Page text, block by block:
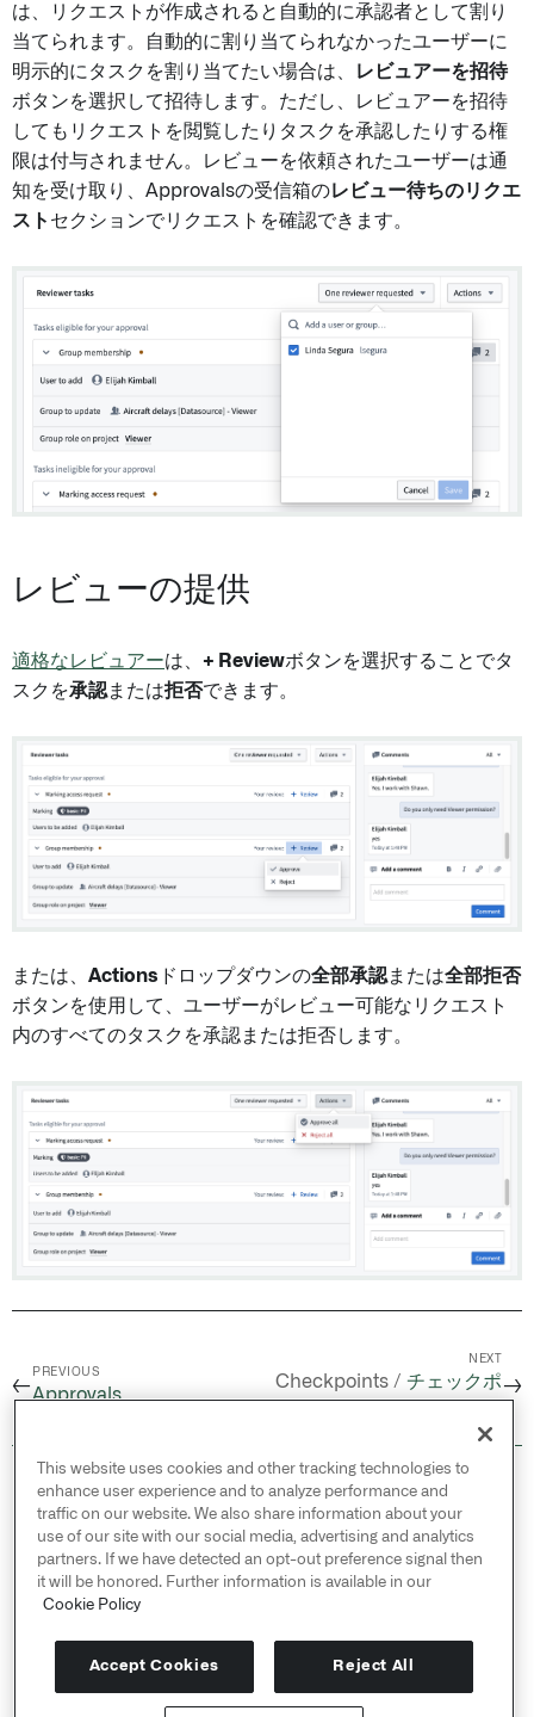
は、リクエストが作成されると自動的に承認者として割り
当てられます。自動的に割り当てられなかったユーザーに
明示的にタスクを割り当てたい場合は、
レビュアーを招待
ボタンを選択して招待します。ただし、レビュアーを招待
してもリクエストを閲覧したりタスクを承認したりする権
限は付与されません。レビューを依頼されたユーザーは通
知を受け取り、Approvalsの受信箱のレビュー待ちのリクエ
スト セクションでリクエストを確認できます。
レビューの提供
適格なレビュアーは、 + Reviewボタンを選択することでタ
スクを承認または拒否できます。
または、 Actions ドロップダウンの全部承認または全部拒否
ボタンを使用して、ユーザーがレビュー可能なリクエスト
内のすべてのタスクを承認または拒否します。
←
PREVIOUS
Approvals
NEXT
Checkpoints / チェックポ
イント
→
© 2026 Palantir Technologies Inc. All rights
reserved.
Cookies Statement ↗
Privacy Statement ↗
Terms of Use ↗
Do Not Sell or Share My Personal Information
This website uses cookies and other tracking technologies to
enhance user experience and to analyze performance and
traffic on our website. We also share information about your
use of our site with our social media, advertising and analytics
partners. If we have detected an opt-out preference signal then
it will be honored. Further information is available in our
Cookie Policy
Accept Cookies Reject All